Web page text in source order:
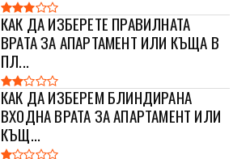
КАК ДА ИЗБЕРЕТЕ ПРАВИЛНАТА
ВРАТА ЗА АПАРТАМЕНТ ИЛИ КЪЩА В
ПЛ...
КАК ДА ИЗБЕРЕМ БЛИНДИРАНА
ВХОДНА ВРАТА ЗА АПАРТАМЕНТ ИЛИ
КЪЩ...